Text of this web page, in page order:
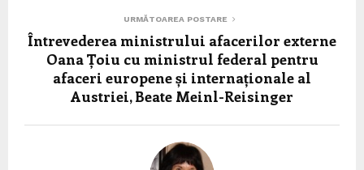
URMĂTOAREA POSTARE
Întrevederea ministrului afacerilor externe
Oana Țoiu cu ministrul federal pentru
afaceri europene și internaționale al
Austriei, Beate Meinl-Reisinger